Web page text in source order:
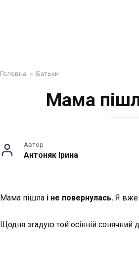
Головна » Батьки
Мама
Автор
Антоняк Ірина
Мама пішла і не повернулась. Я вже
Щодня згадую той осінній